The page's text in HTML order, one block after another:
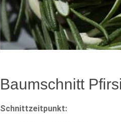
Baumschnitt
Schnittzeitpunkt: